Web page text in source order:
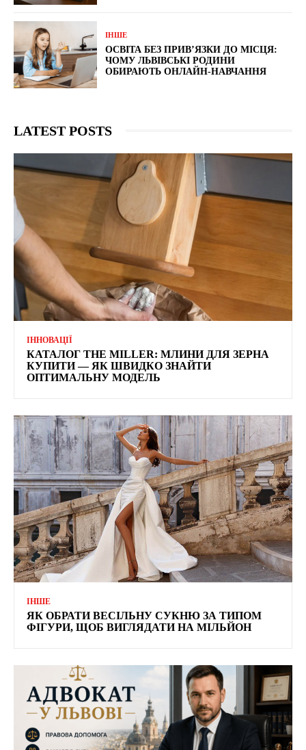
ІНШЕ
ОСВІТА БЕЗ ПРИВ’ЯЗКИ ДО МІСЦЯ:
ЧОМУ ЛЬВІВСЬКІ РОДИНИ
ОБИРАЮТЬ ОНЛАЙН-НАВЧАННЯ
LATEST POSTS
ІННОВАЦІЇ
КАТАЛОГ THE MILLER: МЛИНИ ДЛЯ ЗЕРНА
КУПИТИ — ЯК ШВИДКО ЗНАЙТИ
ОПТИМАЛЬНУ МОДЕЛЬ
ІНШЕ
ЯК ОБРАТИ ВЕСІЛЬНУ СУКНЮ ЗА ТИПОМ
ФІГУРИ, ЩОБ ВИГЛЯДАТИ НА МІЛЬЙОН